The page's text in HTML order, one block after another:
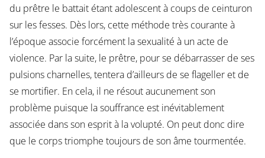
du prêtre le battait étant adolescent à coups de ceinturon
sur les fesses. Dès lors, cette méthode très courante à
l’époque associe forcément la sexualité à un acte de
violence. Par la suite, le prêtre, pour se débarrasser de ses
pulsions charnelles, tentera d’ailleurs de se flageller et de
se mortifier. En cela, il ne résout aucunement son
problème puisque la souffrance est inévitablement
associée dans son esprit à la volupté. On peut donc dire
que le corps triomphe toujours de son âme tourmentée.